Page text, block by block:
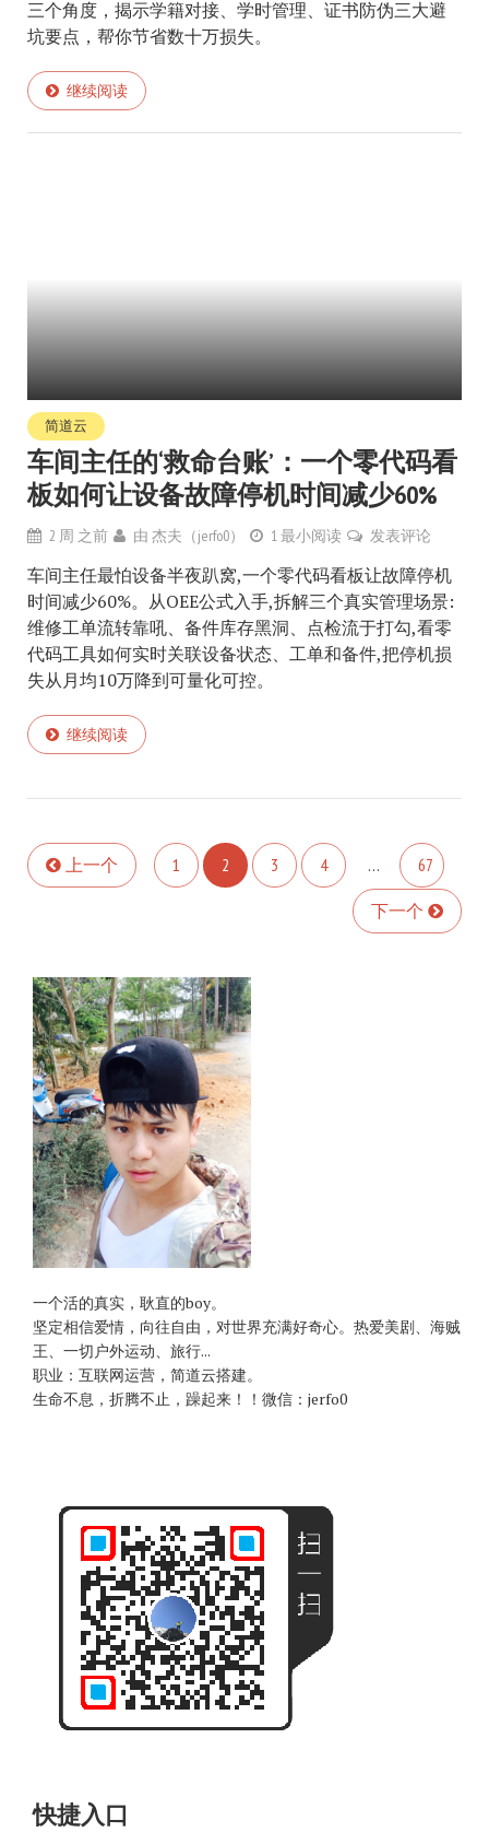
三个角度，揭示学籍对接、学时管理、证书防伪三大避
坑要点，帮你节省数十万损失。
继续阅读
简道云
车间主任的‘救命台账’：一个零代码看
板如何让设备故障停机时间减少60%
2 周 之前 由 杰夫（jerfo0） 1 最小阅读 发表评论
车间主任最怕设备半夜趴窝,一个零代码看板让故障停机
时间减少60%。从OEE公式入手,拆解三个真实管理场景:
维修工单流转靠吼、备件库存黑洞、点检流于打勾,看零
代码工具如何实时关联设备状态、工单和备件,把停机损
失从月均10万降到可量化可控。
继续阅读
上一个 1 2 3 4 … 67
下一个
一个活的真实，耿直的boy。
坚定相信爱情，向往自由，对世界充满好奇心。热爱美剧、海贼
王、一切户外运动、旅行...
职业：互联网运营，简道云搭建。
生命不息，折腾不止，躁起来！！微信：jerfo0
快捷入口